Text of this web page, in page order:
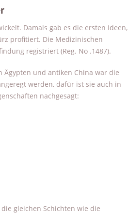
Damals gab es die ersten Ideen,
profitiert. Die Medizinischen
registriert (Reg. No .1487).
Ägypten und antiken China war die
werden, dafür ist sie auch in
nachgesagt:
gleichen Schichten wie die